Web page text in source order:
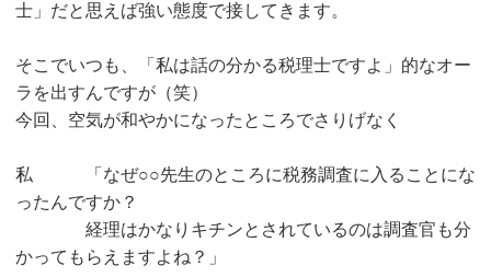
士」だと思えば強い態度で接してきます。
そこでいつも、「私は話の分かる税理士ですよ」的なオー
ラを出すんですが（笑）
今回、空気が和やかになったところでさりげなく
私 「なぜ○○先生のところに税務調査に入ることにな
ったんですか？
経理はかなりキチンとされているのは調査官も分
かってもらえますよね？」